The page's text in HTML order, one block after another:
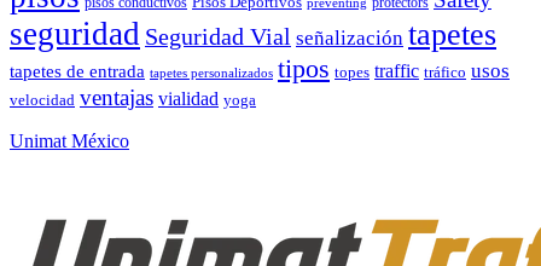
seguridad Seguridad Vial señalización tapetes
tapetes de entrada tapetes personalizados tipos topes traffic tráfico usos
velocidad ventajas vialidad yoga
Unimat México